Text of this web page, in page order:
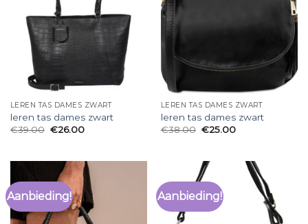
LEREN TAS DAMES ZWART
leren tas dames zwart
€39.00 €26.00
LEREN TAS DAMES ZWART
leren tas dames zwart
€38.00 €25.00
Aanbieding! Aanbieding!